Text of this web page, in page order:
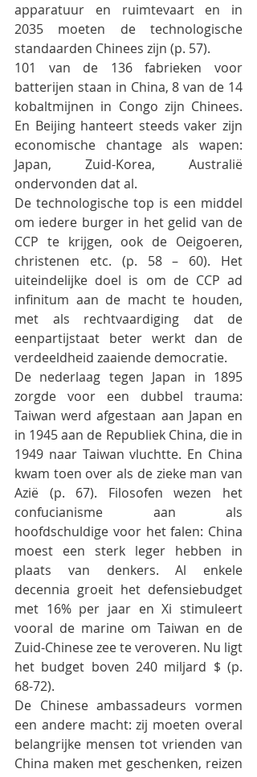
apparatuur en ruimtevaart en in
2035 moeten de technologische
standaarden Chinees zijn (p. 57).
101 van de 136 fabrieken voor
batterijen staan in China, 8 van de 14
kobaltmijnen in Congo zijn Chinees.
En Beijing hanteert steeds vaker zijn
economische chantage als wapen:
Japan, Zuid-Korea, Australië
ondervonden dat al.
De technologische top is een middel
om iedere burger in het gelid van de
CCP te krijgen, ook de Oeigoeren,
christenen etc. (p. 58 – 60). Het
uiteindelijke doel is om de CCP ad
infinitum aan de macht te houden,
met als rechtvaardiging dat de
eenpartijstaat beter werkt dan de
verdeeldheid zaaiende democratie.
De nederlaag tegen Japan in 1895
zorgde voor een dubbel trauma:
Taiwan werd afgestaan aan Japan en
in 1945 aan de Republiek China, die in
1949 naar Taiwan vluchtte. En China
kwam toen over als de zieke man van
Azië (p. 67). Filosofen wezen het
confucianisme aan als
hoofdschuldige voor het falen: China
moest een sterk leger hebben in
plaats van denkers. Al enkele
decennia groeit het defensiebudget
met 16% per jaar en Xi stimuleert
vooral de marine om Taiwan en de
Zuid-Chinese zee te veroveren. Nu ligt
het budget boven 240 miljard $ (p.
68-72).
De Chinese ambassadeurs vormen
een andere macht: zij moeten overal
belangrijke mensen tot vrienden van
China maken met geschenken, reizen